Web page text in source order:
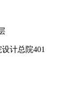
计总院401